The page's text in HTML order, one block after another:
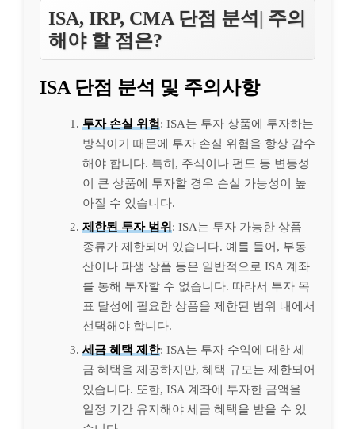
ISA, IRP, CMA 단점 분석| 주의
해야 할 점은?
ISA 단점 분석 및 주의사항
투자 손실 위험: ISA는 투자 상품에 투자하는
방식이기 때문에 투자 손실 위험을 항상 감수
해야 합니다. 특히, 주식이나 펀드 등 변동성
이 큰 상품에 투자할 경우 손실 가능성이 높
아질 수 있습니다.
제한된 투자 범위 : ISA는 투자 가능한 상품
종류가 제한되어 있습니다. 예를 들어, 부동
산이나 파생 상품 등은 일반적으로 ISA 계좌
를 통해 투자할 수 없습니다. 따라서 투자 목
표 달성에 필요한 상품을 제한된 범위 내에서
선택해야 합니다.
세금 혜택 제한: ISA는 투자 수익에 대한 세
금 혜택을 제공하지만, 혜택 규모는 제한되어
있습니다. 또한, ISA 계좌에 투자한 금액을
일정 기간 유지해야 세금 혜택을 받을 수 있